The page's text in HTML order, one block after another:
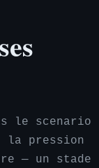
le scenario
la pression
— un stade